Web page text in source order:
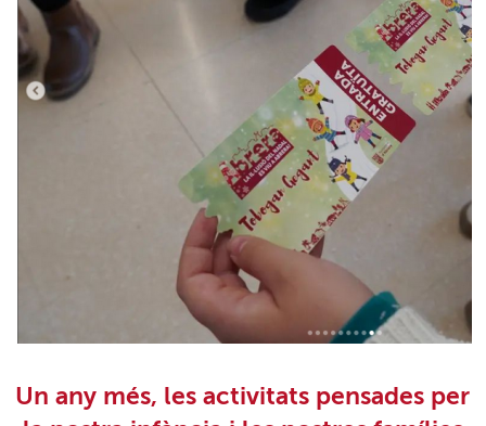
Un any més, les activitats pensades per